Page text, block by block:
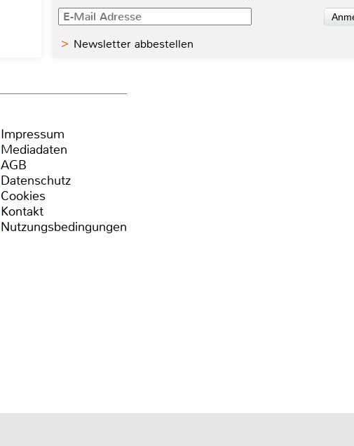
Newsletter abbestellen
Impressum
Mediadaten
AGB
Datenschutz
Cookies
Kontakt
Nutzungsbedingungen